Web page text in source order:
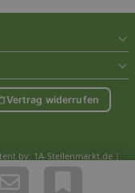
Vertrag widerrufen
by: 1A-Stellenmarkt.de |
( 1.017)